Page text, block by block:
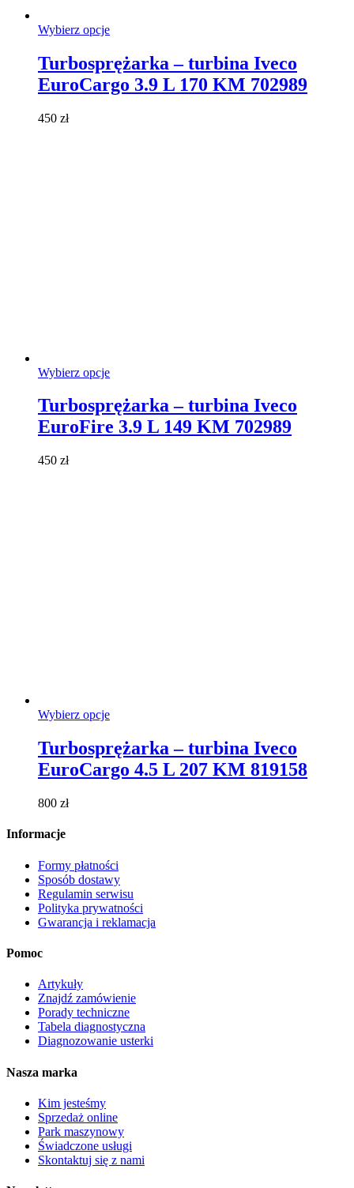
Wybierz opcjeTen
wiele
wariantów.
Turbosprężarka – turbina Iveco
EuroCargo 3.9 L 170 KM 702989
450 zł
Wybierz opcjeTen
ma
wiele
wariantów.
Turbosprężarka – turbina Iveco
EuroFire 3.9 L 149 KM 702989
450 zł
Wybierz opcjeTen
wiele
wariantów.
Turbosprężarka – turbina Iveco
EuroCargo 4.5 L 207 KM 819158
800 zł
Informacje
Formy płatności
Sposób dostawy
Regulamin serwisu
Polityka prywatności
Gwarancja i reklamacja
Pomoc
Artykuły
Znajdź zamówienie
Porady techniczne
Tabela diagnostyczna
Diagnozowanie usterki
Nasza marka
Kim jesteśmy
Sprzedaż online
Park maszynowy
Świadczone usługi
Skontaktuj się z nami